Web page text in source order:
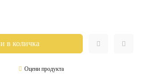
Оцени продукта